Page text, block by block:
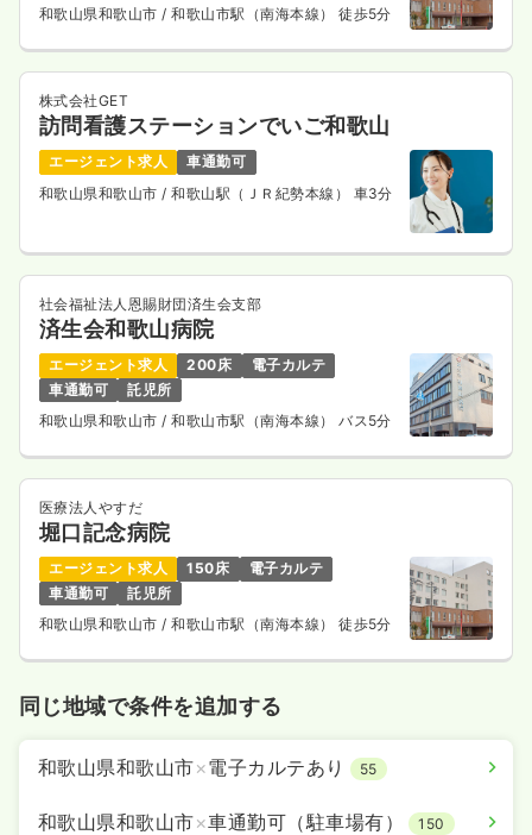
和歌山県和歌山市/ 和歌山市駅（南海本線） 徒歩5分
株式会社GET
訪問看護ステーションでいご和歌山
エージェント求人
車通勤可
和歌山県和歌山市 / 和歌山駅（ＪＲ紀勢本線） 車3分
社会福祉法人恩賜財団済生会支部
済生会和歌山病院
エージェント求人 200床
電子カルテ
車通勤可
託児所
和歌山県和歌山市/ 和歌山市駅（南海本線） バス5分
医療法人やすだ
堀口記念病院
エージェント求人 150床
電子カルテ
車通勤可
託児所
和歌山県和歌山市/ 和歌山市駅（南海本線） 徒歩5分
同じ地域で条件を追加する
和歌山県和歌山市×電子カルテあり 55
和歌山県和歌山市×車通勤可（駐車場有） 150